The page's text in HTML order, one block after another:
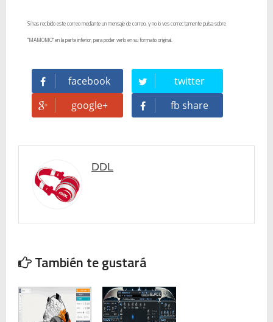
Si has recibido este correo mediante un mensaje de correo, y no lo ves correctamente pulsa sobre
"MAMOMO" en la parte inferior, para poder verlo en su formato original.
facebook
twitter
google+
fb share
DDL
También te gustará